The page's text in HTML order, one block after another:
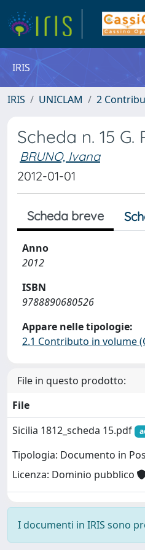
IRIS
IRIS UNICLAM 2
Scheda n. 15
BRUNO, Ivana
2012-01-01
Scheda breve
Anno
2012
ISBN
9788890680526
Appare nelle tipologie:
2.1 Contributo in volume
File in questo prodotto:
File
Sicilia 1812_scheda 15.pdf
Tipologia: Documento in
Licenza: Dominio pubblico
I documenti in IRIS sono